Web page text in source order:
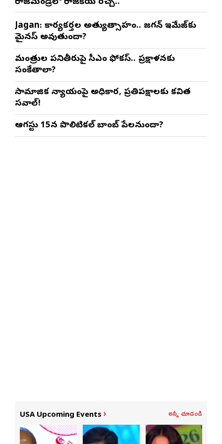
రాజమండ్రిలో రాజకీయ రచ్చ..
Jagan: కార్యకర్తల అత్యుత్సాహం.. జగన్ ఇమేజ్‌కు
మైనస్ అవుతుందా?
మంత్రుల పనితీరుపై సీఎం ఫోకస్.. ప్రక్షాళనకు
సంకేతాలా?
సామాజిక న్యాయంపై అధికార, ప్రతిపక్షాలకు కవిత
సవాల్!
ఆగస్టు 15న పొలిటికల్ బాంబ్ పేలనుందా?
USA Upcoming Events అన్నీ చూడండి